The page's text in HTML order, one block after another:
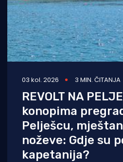
03 kol. 2026 3 MIN. ČITANJA
REVOLT NA
konopima
Pelješcu,
noževe: Gdje su
kapetanija?